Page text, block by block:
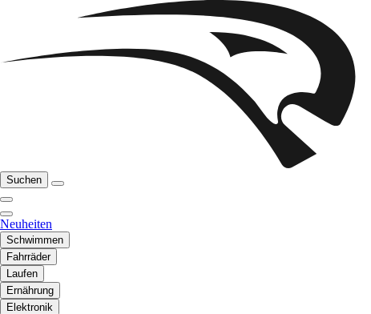
Suchen
Neuheiten
Schwimmen
Fahrräder
Laufen
Ernährung
Elektronik